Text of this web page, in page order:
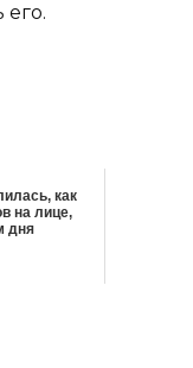
его.
как
на лице,
дня